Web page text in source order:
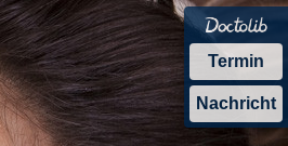
Termin
Nachricht